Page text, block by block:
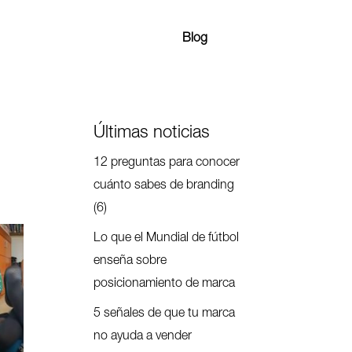
Blog
Últimas noticias
12 preguntas para conocer
cuánto sabes de branding
(6)
Lo que el Mundial de fútbol
enseña sobre
posicionamiento de marca
5 señales de que tu marca
no ayuda a vender